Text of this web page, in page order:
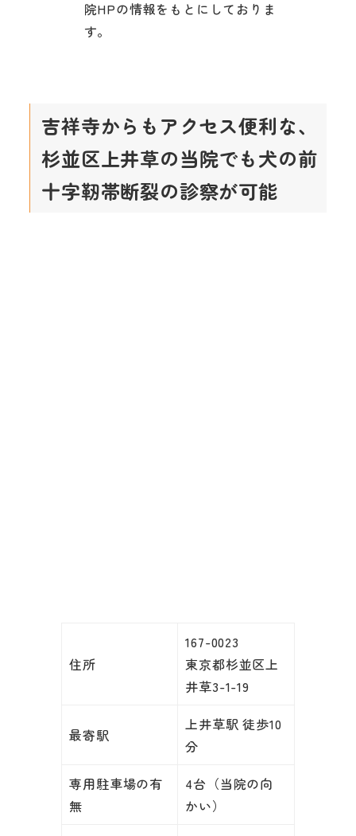
院HPの情報をもとにしておりま
す。
吉祥寺からもアクセス便利な、
杉並区上井草の当院でも犬の前
十字靭帯断裂の診察が可能
住所
167-0023
東京都杉並区上
井草3-1-19
最寄駅
上井草駅 徒歩10
分
専用駐車場の有
無
4台（当院の向
かい）